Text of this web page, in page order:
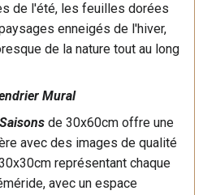
de l'été, les feuilles dorées
enneigés de l'hiver,
de la nature tout au long
Mural
de 30x60cm offre une
avec des images de qualité
représentant chaque
avec un espace